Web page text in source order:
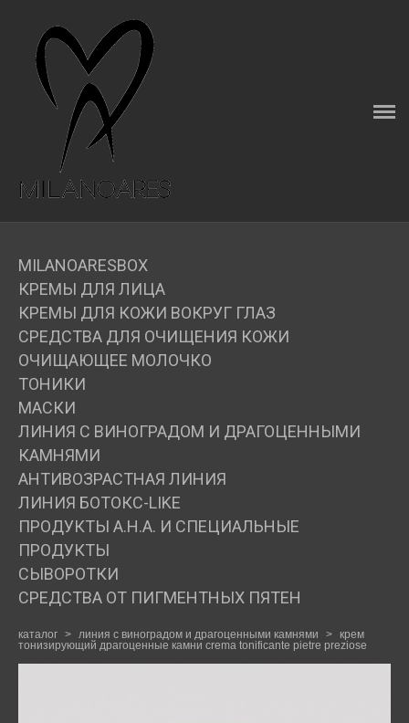
ГЛАВНАЯ
О КОМПАНИИ
MILANOARESBOX
КАК ПРАВИЛЬНО ВЫБРАТЬ КРЕМ
ДОСТАВКА
ОПЛАТА
ДЛЯ ПРОФЕССИОНАЛОВ
КОСМЕТОЛОГ
БЛОГ
ОТЗЫВЫ
КОНТАКТЫ +79259177005
MILANOARESBOX
КРЕМЫ ДЛЯ ЛИЦА
КРЕМЫ ДЛЯ КОЖИ ВОКРУГ ГЛАЗ
СРЕДСТВА ДЛЯ ОЧИЩЕНИЯ КОЖИ
ОЧИЩАЮЩЕЕ МОЛОЧКО
ТОНИКИ
МАСКИ
ЛИНИЯ С ВИНОГРАДОМ И ДРАГОЦЕННЫМИ
КАМНЯМИ
АНТИВОЗРАСТНАЯ ЛИНИЯ
ЛИНИЯ БОТОКС-LIKE
ПРОДУКТЫ А.Н.А. И СПЕЦИАЛЬНЫЕ
ПРОДУКТЫ
СЫВОРОТКИ
СРЕДСТВА ОТ ПИГМЕНТНЫХ ПЯТЕН
каталог > линия с виноградом и драгоценными камнями >
крем
тонизирующий драгоценные камни crema tonificante pietre preziose